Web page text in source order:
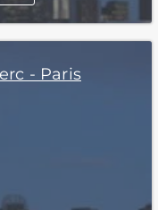
- Paris